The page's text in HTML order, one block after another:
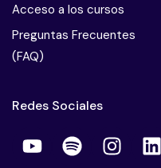
Acceso a los cursos
Preguntas Frecuentes
(FAQ)
Redes Sociales